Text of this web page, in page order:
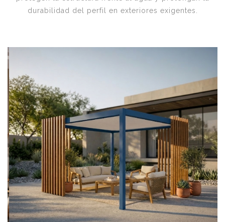
durabilidad del perfil en exteriores exigentes.